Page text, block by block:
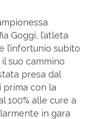
Goggi, l’atleta
l’infortunio subito
suo cammino
presa dal
prima con la
100% alle cure a
in gara